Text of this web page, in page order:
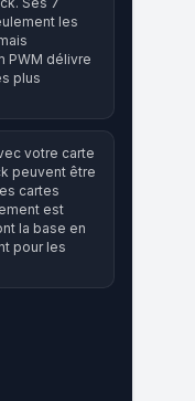
les
PWM délivre
plus
votre carte
peuvent être
cartes
est
la base en
pour les